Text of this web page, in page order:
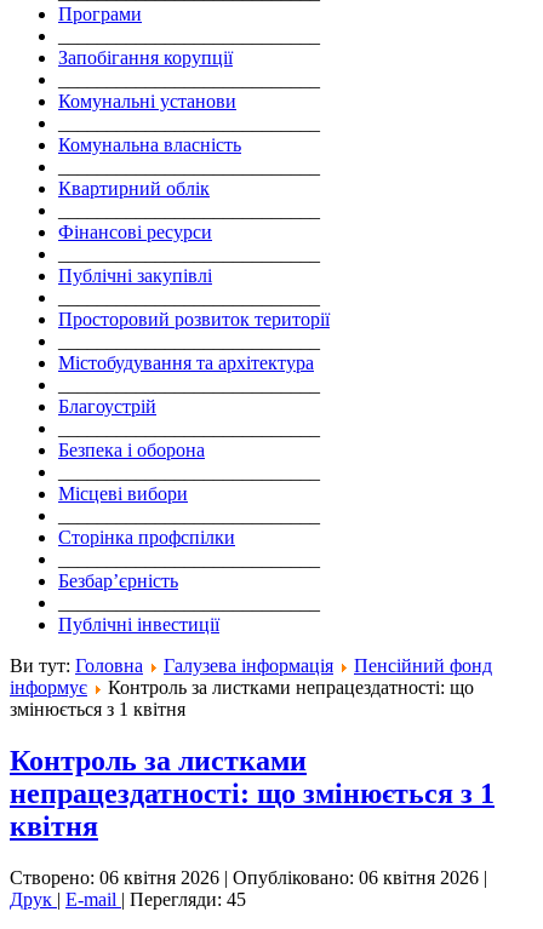
Програми
Запобігання корупції
Комунальні установи
Комунальна власність
Квартирний облік
Фінансові ресурси
Публічні закупівлі
Просторовий розвиток території
Містобудування та архітектура
Благоустрій
Безпека і оборона
Місцеві вибори
Сторінка профспілки
Безбар’єрність
Публічні інвестиції
Ви тут: Головна Галузева інформація
Пенсійний фонд
інформує
Контроль за листками непрацездатності: що
змінюється з 1 квітня
Контроль за листками
непрацездатності: що змінюється з 1
квітня
Створено: 06 квітня 2026 | Опубліковано: 06 квітня 2026 |
Друк | E-mail | Перегляди: 45